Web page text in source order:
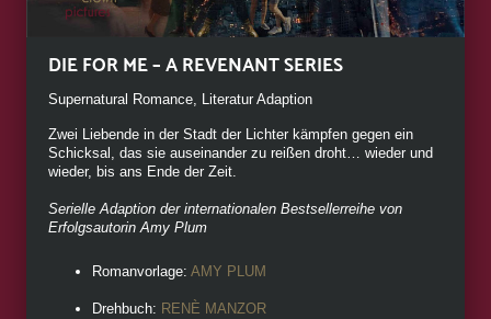
DIE FOR ME – A REVENANT SERIES
Supernatural Romance, Literatur Adaption
Zwei Liebende in der Stadt der Lichter kämpfen gegen ein
Schicksal, das sie auseinander zu reißen droht… wieder und
wieder, bis ans Ende der Zeit.
Serielle Adaption der internationalen Bestsellerreihe von
Erfolgsautorin Amy Plum
Romanvorlage: AMY PLUM
Drehbuch: RENÈ MANZOR